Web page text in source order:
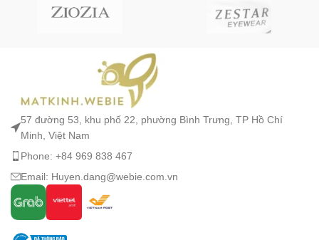
57 đường 53, khu phố 22, phường Bình Trưng, TP Hồ Chí
Minh, Việt Nam
Phone: +84 969 838 467
Email: Huyen.dang@webie.com.vn